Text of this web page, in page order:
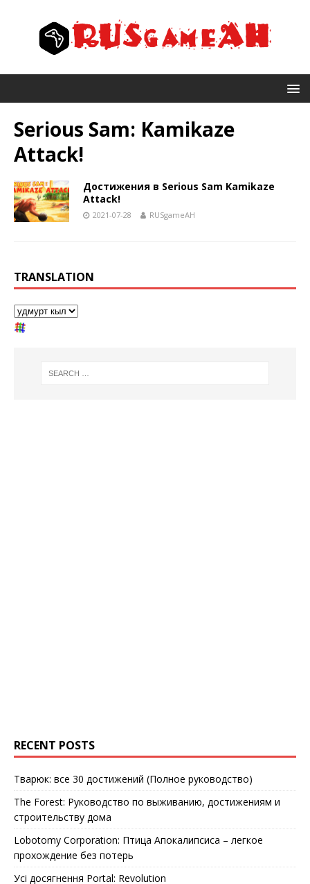
Serious Sam: Kamikaze
Attack!
Достижения в Serious Sam Kamikaze
Attack!
2021-07-28 RUSgameAH
TRANSLATION
RECENT POSTS
Тварюк: все 30 достижений (Полное руководство)
The Forest: Руководство по выживанию, достижениям и
строительству дома
Lobotomy Corporation: Птица Апокалипсиса – легкое
прохождение без потерь
Усі досягнення Portal: Revolution